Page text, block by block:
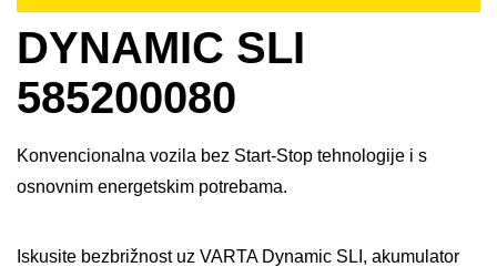
DYNAMIC SLI
585200080
Konvencionalna vozila bez Start-Stop tehnologije i s
osnovnim energetskim potrebama.
Iskusite bezbrižnost uz VARTA Dynamic SLI, akumulator